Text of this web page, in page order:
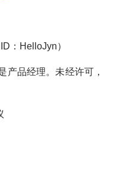
：HelloJyn）
产品经理。未经许可，